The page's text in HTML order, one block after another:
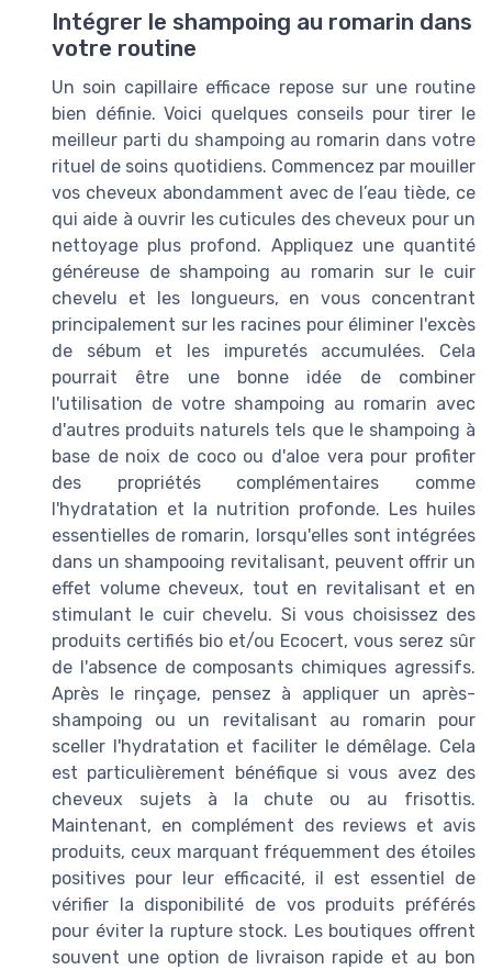
Intégrer le shampoing au romarin dans
votre routine
Un soin capillaire efficace repose sur une routine
bien définie. Voici quelques conseils pour tirer le
meilleur parti du shampoing au romarin dans votre
rituel de soins quotidiens. Commencez par mouiller
vos cheveux abondamment avec de l’eau tiède, ce
qui aide à ouvrir les cuticules des cheveux pour un
nettoyage plus profond. Appliquez une quantité
généreuse de shampoing au romarin sur le cuir
chevelu et les longueurs, en vous concentrant
principalement sur les racines pour éliminer l'excès
de sébum et les impuretés accumulées. Cela
pourrait être une bonne idée de combiner
l'utilisation de votre shampoing au romarin avec
d'autres produits naturels tels que le shampoing à
base de noix de coco ou d'aloe vera pour profiter
des propriétés complémentaires comme
l'hydratation et la nutrition profonde. Les huiles
essentielles de romarin, lorsqu'elles sont intégrées
dans un shampooing revitalisant, peuvent offrir un
effet volume cheveux, tout en revitalisant et en
stimulant le cuir chevelu. Si vous choisissez des
produits certifiés bio et/ou Ecocert, vous serez sûr
de l'absence de composants chimiques agressifs.
Après le rinçage, pensez à appliquer un après-
shampoing ou un revitalisant au romarin pour
sceller l'hydratation et faciliter le démêlage. Cela
est particulièrement bénéfique si vous avez des
cheveux sujets à la chute ou au frisottis.
Maintenant, en complément des reviews et avis
produits, ceux marquant fréquemment des étoiles
positives pour leur efficacité, il est essentiel de
vérifier la disponibilité de vos produits préférés
pour éviter la rupture stock. Les boutiques offrent
souvent une option de livraison rapide et au bon